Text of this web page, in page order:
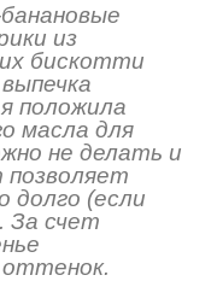
из
бискотти
положила
масла для
не делать и
долго (если
За счет